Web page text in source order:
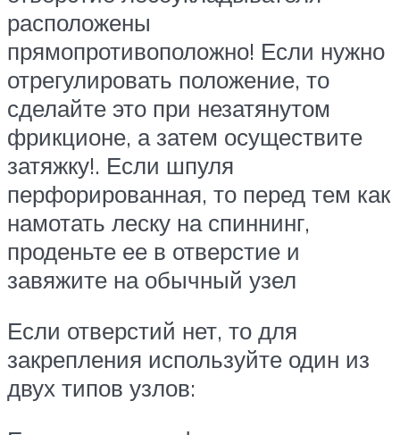
расположены
прямопротивоположно! Если нужно
отрегулировать положение, то
сделайте это при незатянутом
фрикционе, а затем осуществите
затяжку!. Если шпуля
перфорированная, то перед тем как
намотать леску на спиннинг,
проденьте ее в отверстие и
завяжите на обычный узел
Если отверстий нет, то для
закрепления используйте один из
двух типов узлов: